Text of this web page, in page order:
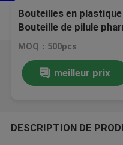
Bouteilles en
Bouteille de pilule
Bouteilles de pilule en
MOQ：500pcs
meilleur prix
DESCRIPTION DE